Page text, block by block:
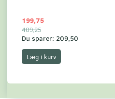
199,75
409,25
Du sparer: 209,50
Læg i kurv